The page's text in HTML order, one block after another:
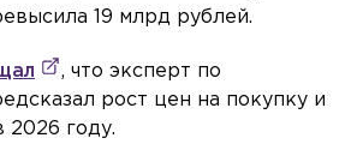
19 млрд рублей.
, что эксперт по
рост цен на покупку и
2026 году.